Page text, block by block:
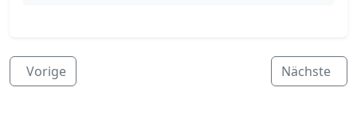
Vorige Nächste